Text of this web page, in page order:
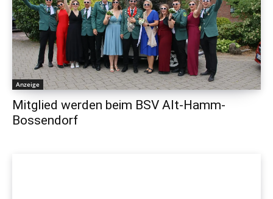
Anzeige
Mitglied werden beim BSV Alt-Hamm-
Bossendorf